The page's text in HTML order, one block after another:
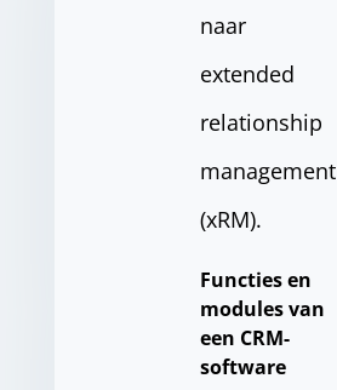
naar
extended
relationship
management
(xRM).
Functies en
modules van
een CRM-
software